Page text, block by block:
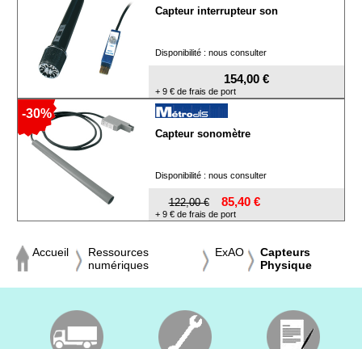
Capteur interrupteur son
Disponibilité : nous consulter
154,00 €
+ 9 € de frais de port
-30%
Capteur sonomètre
Disponibilité : nous consulter
122,00 € 85,40 €
+ 9 € de frais de port
Accueil
Ressources
numériques
ExAO
Capteurs
Physique